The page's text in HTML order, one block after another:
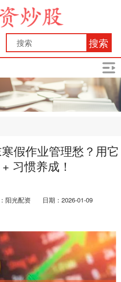
搜索
假作业管理愁？用它
习惯养成！
阳光配资
日期：2026-01-09